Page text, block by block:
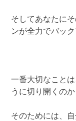
そしてあなたに
ンが全力でバッ
一番大切なこと
うに切り開くの
そのためには、